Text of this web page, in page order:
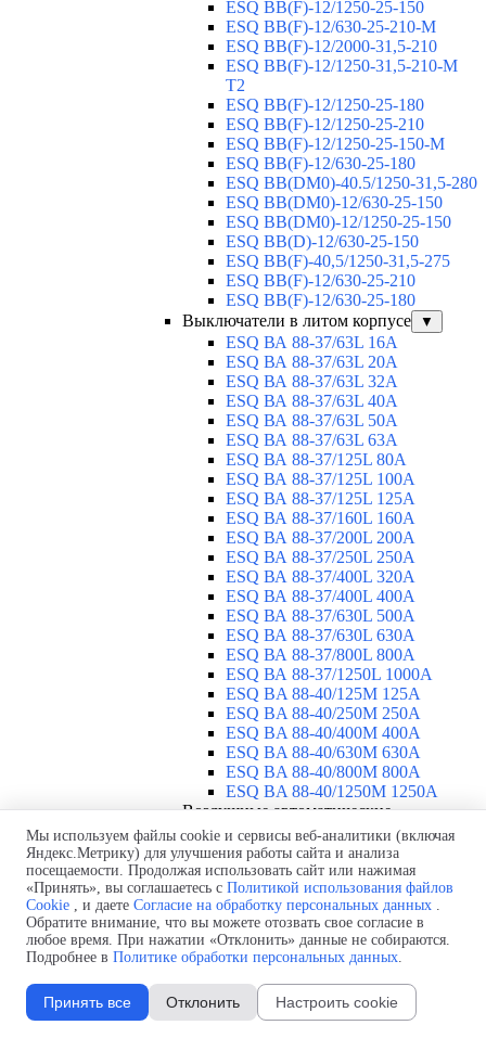
ESQ ВВ(F)-12/1250-25-150
ESQ BB(F)-12/630-25-210-М
ESQ BB(F)-12/2000-31,5-210
ESQ BB(F)-12/1250-31,5-210-М
T2
ESQ BB(F)-12/1250-25-180
ESQ ВВ(F)-12/1250-25-210
ESQ ВВ(F)-12/1250-25-150-М
ESQ BB(F)-12/630-25-180
ESQ ВВ(DM0)-40.5/1250-31,5-280
ESQ ВВ(DM0)-12/630-25-150
ESQ ВВ(DM0)-12/1250-25-150
ESQ BB(D)-12/630-25-150
ESQ ВВ(F)-40,5/1250-31,5-275
ESQ ВВ(F)-12/630-25-210
ESQ ВВ(F)-12/630-25-180
Выключатели в литом корпусе
▼
ESQ ВА 88-37/63L 16A
ESQ ВА 88-37/63L 20A
ESQ ВА 88-37/63L 32A
ESQ ВА 88-37/63L 40A
ESQ ВА 88-37/63L 50A
ESQ ВА 88-37/63L 63A
ESQ ВА 88-37/125L 80A
ESQ ВА 88-37/125L 100A
ESQ ВА 88-37/125L 125A
ESQ ВА 88-37/160L 160A
ESQ ВА 88-37/200L 200A
ESQ ВА 88-37/250L 250A
ESQ ВА 88-37/400L 320A
ESQ ВА 88-37/400L 400A
ESQ ВА 88-37/630L 500A
ESQ ВА 88-37/630L 630A
ESQ ВА 88-37/800L 800A
ESQ ВА 88-37/1250L 1000A
ESQ BA 88-40/125M 125A
ESQ BA 88-40/250M 250A
ESQ BA 88-40/400M 400A
ESQ BA 88-40/630М 630A
ESQ BA 88-40/800M 800A
ESQ BA 88-40/1250М 1250A
Воздушные автоматические
выключатели
▼
ESQ ВА99-40B 3F M2C2S2 M
2500A
ESQ ВА99-40A 3F M2C2S2 М
800A
ESQ ВА99-40A 3F M2C2S2 М
630A
ESQ ВА99-40A 3F M2C2S2 М
2000A
ESQ ВА99-40A 3F M2C2S2 М
Мы используем файлы cookie и сервисы веб-аналитики (включая
Яндекс.Метрику) для улучшения работы сайта и анализа
посещаемости. Продолжая использовать сайт или нажимая
«Принять», вы соглашаетесь с Политикой использования файлов
Cookie , и даете Согласие на обработку персональных данных .
Обратите внимание, что вы можете отозвать свое согласие в
любое время. При нажатии «Отклонить» данные не собираются.
Подробнее в Политике обработки персональных данных.
Принять все Отклонить Настроить cookie